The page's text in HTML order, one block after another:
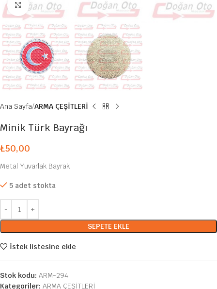
Büyütmek için tıklayın
Ana Sayfa ARMA ÇEŞİTLERİ
Minik Türk Bayrağı
₺50,00
Metal Yuvarlak Bayrak
5 adet stokta
SEPETE EKLE
İstek listesine ekle
Stok kodu: ARM-294
Kategoriler: ARMA ÇEŞİTLERİ